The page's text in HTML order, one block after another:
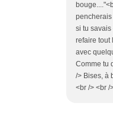
pencherais
si tu
refaire tout
avec
Comme tu
/> Bises, à
<br /> <br /